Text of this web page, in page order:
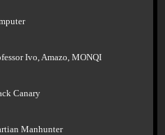
Ivo, Amazo, MONQI
Canary
Manhunter